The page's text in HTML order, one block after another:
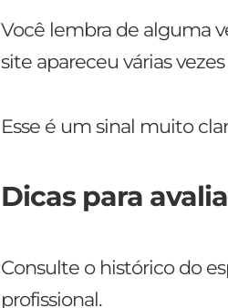
Você lembra de alguma
site apareceu várias
Esse é um sinal muito
Dicas para
Consulte o histórico do
profissional.